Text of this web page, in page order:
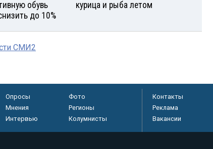
обувь
до 10%
курица и рыба летом
СМИ2
Опросы
Фото
Мнения
Регионы
Интервью Колумнисты
Контакты
Реклама
Вакансии